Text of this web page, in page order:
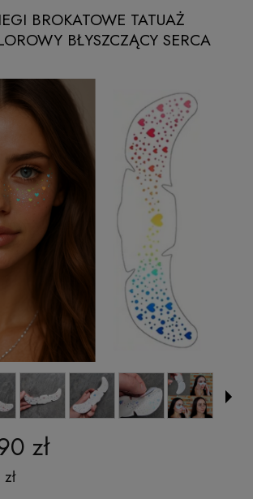
BROKATOWE TATUAŻ
BŁYSZCZĄCY SERCA
zł